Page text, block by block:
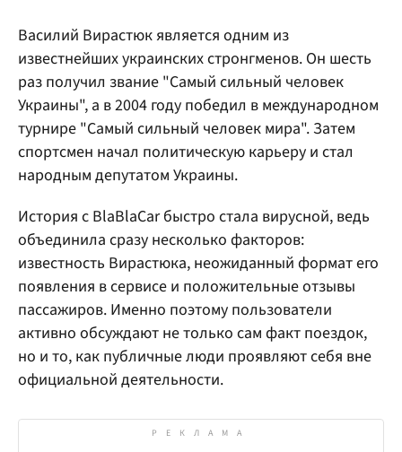
Василий Вирастюк является одним из
известнейших украинских стронгменов. Он шесть
раз получил звание "Самый сильный человек
Украины", а в 2004 году победил в международном
турнире "Самый сильный человек мира". Затем
спортсмен начал политическую карьеру и стал
народным депутатом Украины.
История с BlaBlaCar быстро стала вирусной, ведь
объединила сразу несколько факторов:
известность Вирастюка, неожиданный формат его
появления в сервисе и положительные отзывы
пассажиров. Именно поэтому пользователи
активно обсуждают не только сам факт поездок,
но и то, как публичные люди проявляют себя вне
официальной деятельности.